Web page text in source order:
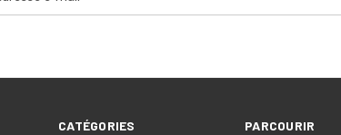
CATÉGORIES PARCOURIR